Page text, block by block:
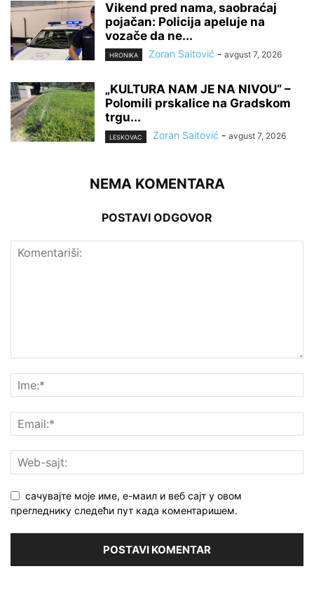
Vikend pred nama, saobraćaj
pojačan: Policija apeluje na
vozače da ne...
HRONIKA Zoran Saitović - avgust 7, 2026
„KULTURA NAM JE NA NIVOU“ –
Polomili prskalice na Gradskom
trgu...
LESKOVAC Zoran Saitović - avgust 7, 2026
NEMA KOMENTARA
POSTAVI ODGOVOR
сачувајте моје име, е-маил и веб сајт у овом
прегледнику следећи пут када коментаришем.